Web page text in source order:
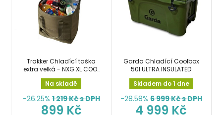
Trakker Chladící taška
extra velká - NXG XL COOL
BAG
Na skladě
-26.25% 1 219Kč s DPH
899 Kč
Garda Chladící Coolbox
50l ULTRA INSULATED
Skladem do 1 dne
-28.58% 6 999Kč s DPH
4 999 Kč